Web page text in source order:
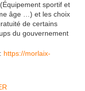
sportif et
âge …) et les choix
de certains
du gouvernement
https://morlaix-